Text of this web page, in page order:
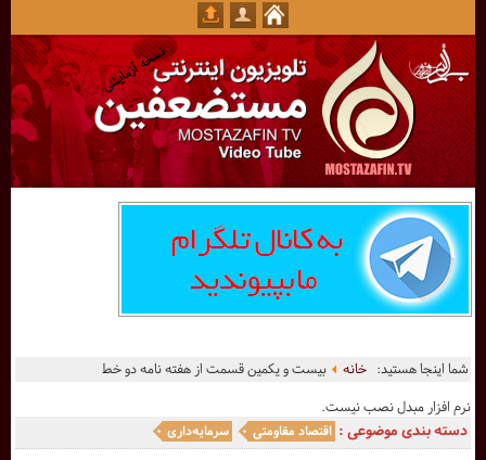
شما اینجا هستید:خانه
بیست و یکمین قسمت از هفته نامه دو خط
نرم افزار مبدل نصب نیست.
دسته بندی موضوعی : اقتصاد مقاومتی سرمایه‌داری